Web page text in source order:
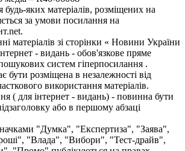
яких матеріалів, розміщених на
за умови посилання на
матеріалів зі сторінки « Новини України
- видань - обов'язкове пряме
систем гіперпосилання .
бути розміщена в незалежності від
використання матеріалів.
( для інтернет - видань) - повинна бути
або в першому абзаці
"Думка", "Експертиза", "Заява",
"Влада", "Вибори", "Тест-драйв",